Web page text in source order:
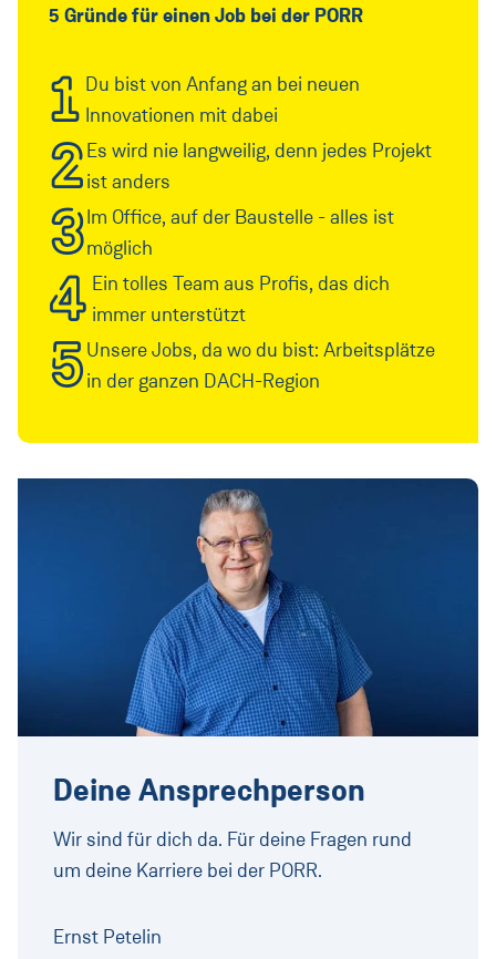
5 Gründe für einen Job bei der PORR
1 Du bist von Anfang an bei neuen
Innovationen mit dabei
2Es wird nie langweilig, denn jedes Projekt
ist anders
3Im Office, auf der Baustelle - alles ist
möglich
4 Ein tolles Team aus Profis, das dich
immer unterstützt
5Unsere Jobs, da wo du bist: Arbeitsplätze
in der ganzen DACH-Region
Deine Ansprechperson
Wir sind für dich da. Für deine Fragen rund
um deine Karriere bei der PORR.
Ernst Petelin